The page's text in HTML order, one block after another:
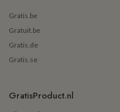
Gratis.be
Gratuit.be
Gratis.de
Gratis.se
GratisProduct.nl